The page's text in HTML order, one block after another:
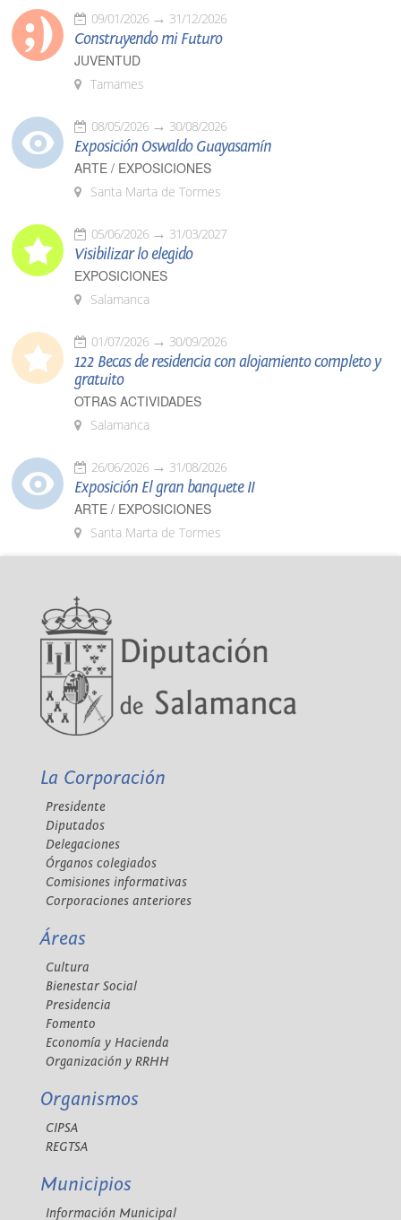
09/01/2026 31/12/2026
Construyendo mi Futuro
JUVENTUD
Tamames
08/05/2026 30/08/2026
Exposición Oswaldo Guayasamín
ARTE / EXPOSICIONES
Santa Marta de Tormes
05/06/2026 31/03/2027
Visibilizar lo elegido
EXPOSICIONES
Salamanca
01/07/2026 30/09/2026
122 Becas de residencia con alojamiento completo y
gratuito
OTRAS ACTIVIDADES
Salamanca
26/06/2026 31/08/2026
Exposición El gran banquete II
ARTE / EXPOSICIONES
Santa Marta de Tormes
La Corporación
Presidente
Diputados
Delegaciones
Órganos colegiados
Comisiones informativas
Corporaciones anteriores
Áreas
Cultura
Bienestar Social
Presidencia
Fomento
Economía y Hacienda
Organización y RRHH
Organismos
CIPSA
REGTSA
Municipios
Información Municipal